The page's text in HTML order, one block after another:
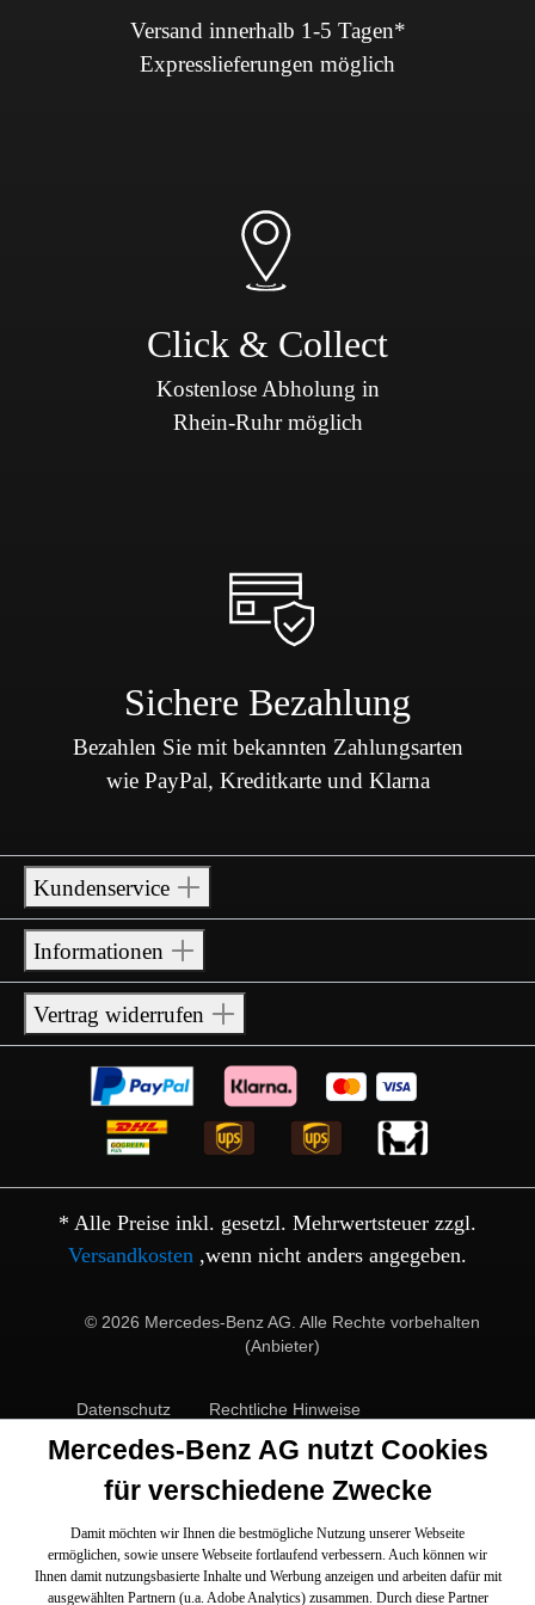
Versand innerhalb 1-5 Tagen*
Expresslieferungen möglich
Click & Collect
Kostenlose Abholung in
Rhein-Ruhr möglich
Sichere Bezahlung
Bezahlen Sie mit bekannten Zahlungsarten
wie PayPal, Kreditkarte und Klarna
Kundenservice
Informationen
Vertrag widerrufen
* Alle Preise inkl. gesetzl. Mehrwertsteuer zzgl.
Versandkosten ,wenn nicht anders angegeben.
© 2026 Mercedes-Benz AG. Alle Rechte vorbehalten
(Anbieter)
Datenschutz Rechtliche Hinweise
Mercedes-Benz AG nutzt Cookies
für verschiedene Zwecke
Damit möchten wir Ihnen die bestmögliche Nutzung unserer Webseite
ermöglichen, sowie unsere Webseite fortlaufend verbessern. Auch können wir
Ihnen damit nutzungsbasierte Inhalte und Werbung anzeigen und arbeiten dafür mit
ausgewählten Partnern (u.a. Adobe Analytics) zusammen. Durch diese Partner